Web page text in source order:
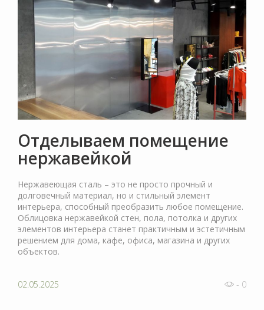
Отделываем помещение
нержавейкой
Нержавеющая сталь – это не просто прочный и
долговечный материал, но и стильный элемент
интерьера, способный преобразить любое помещение.
Облицовка нержавейкой стен, пола, потолка и других
элементов интерьера станет практичным и эстетичным
решением для дома, кафе, офиса, магазина и других
объектов.
02.05.2025 - 0